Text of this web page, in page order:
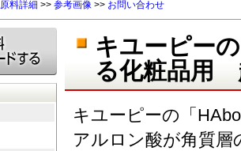
原料詳細 >> 参考画像 >> お問い合わせ
キユーピー
る化粧品用
キユーピーの「
アルロン酸が角質